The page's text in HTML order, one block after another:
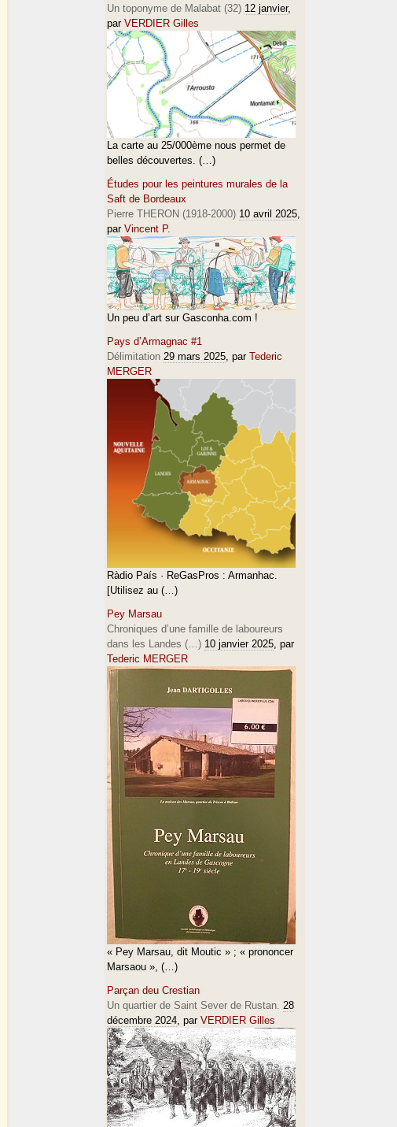
Un toponyme de Malabat (32) 12 janvier,
par VERDIER Gilles
La carte au 25/000ème nous permet de
belles découvertes. (…)
Études pour les peintures murales de la
Saft de Bordeaux
Pierre THERON (1918-2000) 10 avril 2025,
par Vincent P.
Un peu d’art sur Gasconha.com !
Pays d’Armagnac #1
Délimitation 29 mars 2025, par Tederic
MERGER
Ràdio País · ReGasPros : Armanhac.
[Utilisez au (…)
Pey Marsau
Chroniques d’une famille de laboureurs
dans les Landes (…) 10 janvier 2025, par
Tederic MERGER
« Pey Marsau, dit Moutic » ; « prononcer
Marsaou », (…)
Parçan deu Crestian
Un quartier de Saint Sever de Rustan. 28
décembre 2024, par VERDIER Gilles